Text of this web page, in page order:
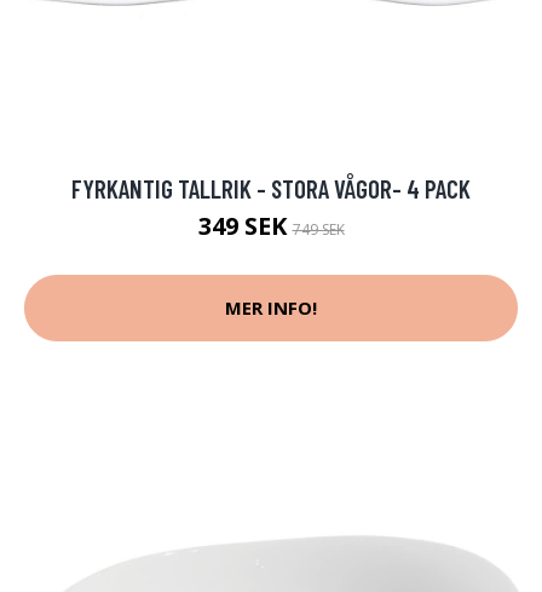
FYRKANTIG TALLRIK - STORA VÅGOR- 4 PACK
349 SEK749 SEK
MER INFO!